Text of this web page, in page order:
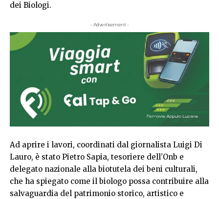
dei Biologi.
- Advertisement -
Ad aprire i lavori, coordinati dal giornalista Luigi Di
Lauro, è stato Pietro Sapia, tesoriere dell’Onb e
delegato nazionale alla biotutela dei beni culturali,
che ha spiegato come il biologo possa contribuire alla
salvaguardia del patrimonio storico, artistico e